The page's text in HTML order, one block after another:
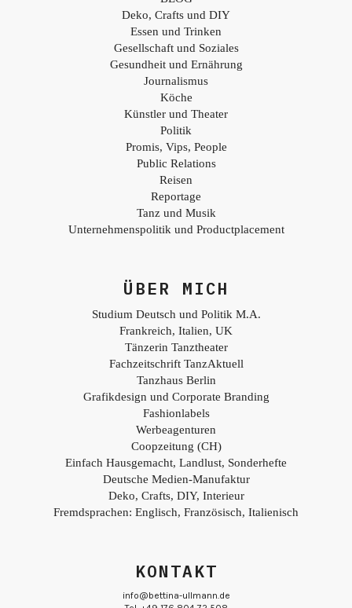
Deko, Crafts und DIY
Essen und Trinken
Gesellschaft und Soziales
Gesundheit und Ernährung
Journalismus
Köche
Künstler und Theater
Politik
Promis, Vips, People
Public Relations
Reisen
Reportage
Tanz und Musik
Unternehmenspolitik und Productplacement
ÜBER MICH
Studium Deutsch und Politik M.A.
Frankreich, Italien, UK
Tänzerin Tanztheater
Fachzeitschrift TanzAktuell
Tanzhaus Berlin
Grafikdesign und Corporate Branding
Fashionlabels
Werbeagenturen
Coopzeitung (CH)
Einfach Hausgemacht, Landlust, Sonderhefte
Deutsche Medien-Manufaktur
Deko, Crafts, DIY, Interieur
Fremdsprachen: Englisch, Französisch, Italienisch
KONTAKT
info@bettina-ullmann.de